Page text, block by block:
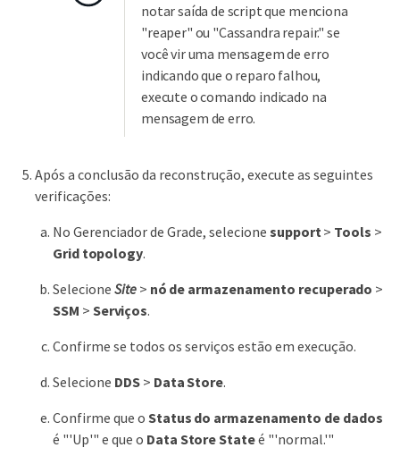
notar saída de script que menciona
"reaper" ou "Cassandra repair." se
você vir uma mensagem de erro
indicando que o reparo falhou,
execute o comando indicado na
mensagem de erro.
Após a conclusão da reconstrução, execute as seguintes
verificações:
No Gerenciador de Grade, selecione support> Tools >
Grid topology.
Selecione Site> nó de armazenamento recuperado >
SSM > Serviços.
Confirme se todos os serviços estão em execução.
Selecione DDS> Data Store.
Confirme que o Status do armazenamento de dados
é "'Up'" e que o Data Store Stateé "'normal.'"